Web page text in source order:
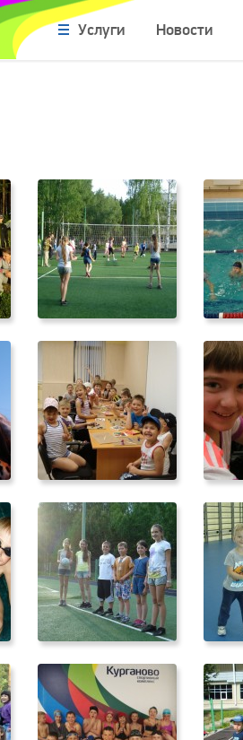
Услуги Новости